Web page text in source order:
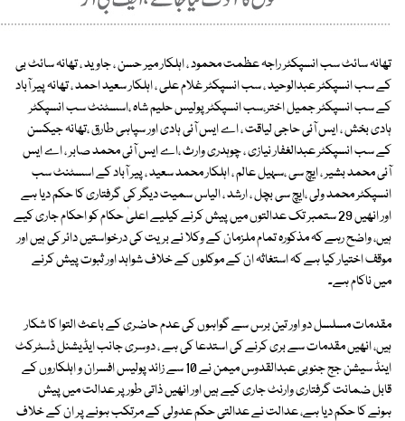
تھانہ سائٹ سب انسپکٹر راجہ عظمت محمود ، اہلکار میر حسن ، جاوید ، تھانہ سائٹ بی
کے سب انسپکٹر عبدالوحید ، سب انسپکٹر غلام علی ، اہلکار سعید احمد ، تھانہ پیر آباد
کے سب انسپکٹر جمیل اختر،سب انسپکٹر پولیس حلیم شاہ ،اسسٹنٹ سب انسپکٹر
ہادی بخش ، ایس آئی حاجی لیاقت ، اے ایس آئی ہادی اور سپاہی طارق ،تھانہ جیکسن
کے سب انسپکٹر عبدالغفار نیازی ، چوہدری وارث ،اے ایس آئی محمد صابر ، اے ایس
آئی محمد بشیر ، ایچ سی ،سہیل عالم ، اہلکار محمد سعید ، پیر آباد کے اسسٹنٹ سب
انسپکٹر محمد ولی ،ایچ سی بچل ، ارشد ، الیاس سمیت دیگر کی گرفتاری کا حکم دیا ہے
اور انھیں 29 ستمبر تک عدالتوں میں پیش کرنے کیلیے اعلیٰ حکام کو احکام جاری کیے
ہیں، واضح رہے کہ مذکورہ تمام ملزمان کے وکلا نے بریت کی درخواستیں دائر کی ہیں اور
موقف اختیار کیا ہے کہ استغاثہ ان کے موکلوں کے خلاف شواہد اور ثبوت پیش کرنے
میں ناکام ہے۔
مقدمات مسلسل دو اور تین برس سے گواہوں کی عدم حاضری کے باعث التوا کا شکار
ہیں، انھیں مقدمات سے بری کرنے کی استدعا کی ہے ، دوسری جانب ایڈیشنل ڈسٹرکٹ
اینڈ سیشن جج جنوبی عبدالقدوس میمن نے 10 سے زائد پولیس افسران و اہلکاروں کے
قابل ضمانت گرفتاری وارنٹ جاری کیے ہیں اور انھیں ذاتی طور پر عدالت میں پیش
ہونے کا حکم دیا ہے، عدالت نے عدالتی حکم عدولی کے مرتکب ہونے پر ان کے خلاف